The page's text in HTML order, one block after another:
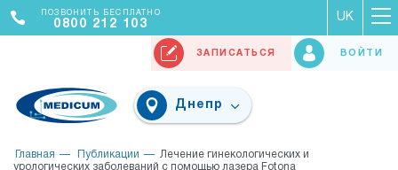
ЗАПИСАТЬСЯ ВОЙТИ
Днепр
ПОЗВОНИТЬ БЕСПЛАТНО
0800 212 103
UK
Главная Публикации
Лечение гинекологических и
урологических заболеваний с помощью лазера Fotona